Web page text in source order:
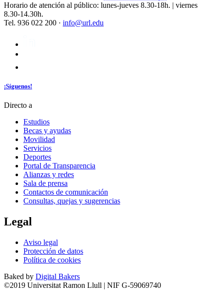
Horario de atención al público: lunes-jueves 8.30-18h. | viernes
8.30-14.30h.
Tel. 936 022 200 · info@url.edu
¡Síguenos!
Directo a
Estudios
Becas y ayudas
Movilidad
Servicios
Deportes
Portal de Transparencia
Alianzas y redes
Sala de prensa
Contactos de comunicación
Consultas, quejas y sugerencias
Legal
Aviso legal
Protección de datos
Política de cookies
Baked by Digital Bakers
©2019 Universitat Ramon Llull | NIF G-59069740